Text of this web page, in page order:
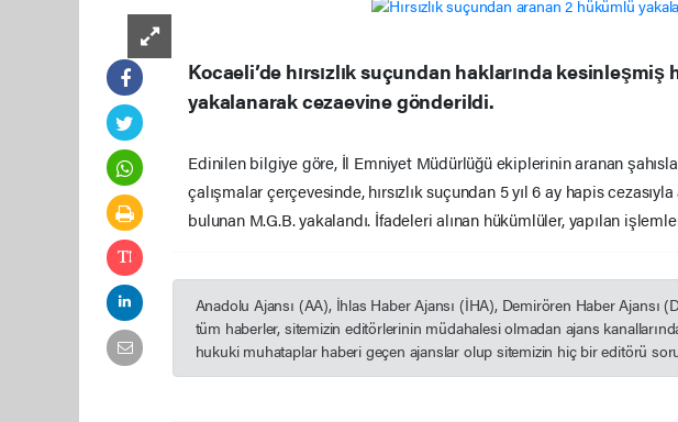
Kocaeli’de hırsızlık suçundan haklarında
yakalanarak cezaevine gönderildi.
Edinilen bilgiye göre, İl Emniyet Müdürlüğü ekiplerinin aranan
çalışmalar çerçevesinde, hırsızlık suçundan 5 yıl 6 ay hapis
bulunan M.G.B. yakalandı. İfadeleri alınan hükümlüler, yapılan
Anadolu Ajansı (AA), İhlas Haber Ajansı (İHA), Demirören Haber Ajansı
tüm haberler, sitemizin editörlerinin müdahalesi olmadan ajans
hukuki muhataplar haberi geçen ajanslar olup sitemizin hiç bir editörü